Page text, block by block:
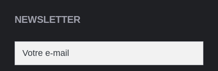
NEWSLETTER